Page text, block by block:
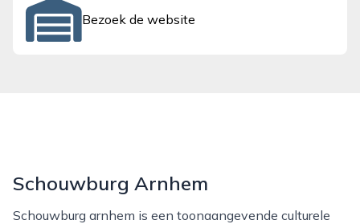
Bezoek de website
Schouwburg Arnhem
Schouwburg arnhem is een toonaangevende culturele